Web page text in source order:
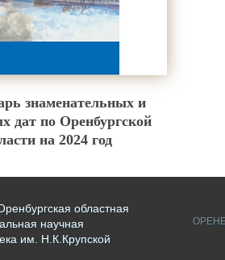
знаменательных и
дат по Оренбургской
на 2024 год
областная
научная
им. Н.К.Крупской